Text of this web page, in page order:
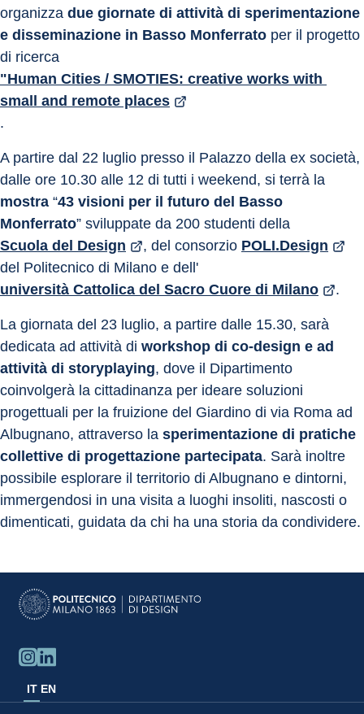
organizza due giornate di attività di sperimentazione
e disseminazione in Basso Monferrato per il progetto
di ricerca
"Human Cities / SMOTIES: creative works with
small and remote places
.
A partire dal 22 luglio presso il Palazzo della ex società,
dalle ore 10.30 alle 12 di tutti i weekend, si terrà la
mostra “43 visioni per il futuro del Basso
Monferrato” sviluppate da 200 studenti della
Scuola del Design
, del consorzio POLI.Design
del Politecnico di Milano e dell'
università Cattolica del Sacro Cuore di Milano
.
La giornata del 23 luglio, a partire dalle 15.30, sarà
dedicata ad attività di workshop di co-design e ad
attività di storyplaying, dove il Dipartimento
coinvolgerà la cittadinanza per ideare soluzioni
progettuali per la fruizione del Giardino di via Roma ad
Albugnano, attraverso la sperimentazione di pratiche
collettive di progettazione partecipata. Sarà inoltre
possibile esplorare il territorio di Albugnano e dintorni,
immergendosi in una visita a luoghi insoliti, nascosti o
dimenticati, guidata da chi ha una storia da condividere.
IT EN